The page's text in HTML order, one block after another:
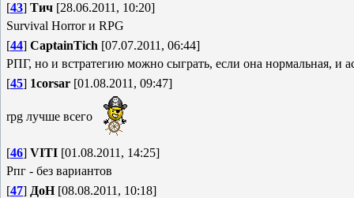
[43] Тич [28.06.2011, 10:20]
Survival Horror и RPG
[44] CaptainTich [07.07.2011, 06:44]
РПГ, но и встратегию можно сыграть, если она нормальная, и
[45] 1corsar [01.08.2011, 09:47]
rpg лучше всего
[46] VITI [01.08.2011, 14:25]
Рпг - без вариантов
[47] ДоН[08.08.2011, 10:18]